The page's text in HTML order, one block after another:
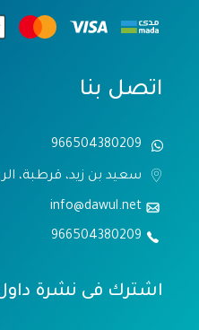
اتصل بنا
966504380209
سعيد بن زيد، قرطبة، الرياض
info@dawul.net
966504380209
اشترك فى نشرة داول